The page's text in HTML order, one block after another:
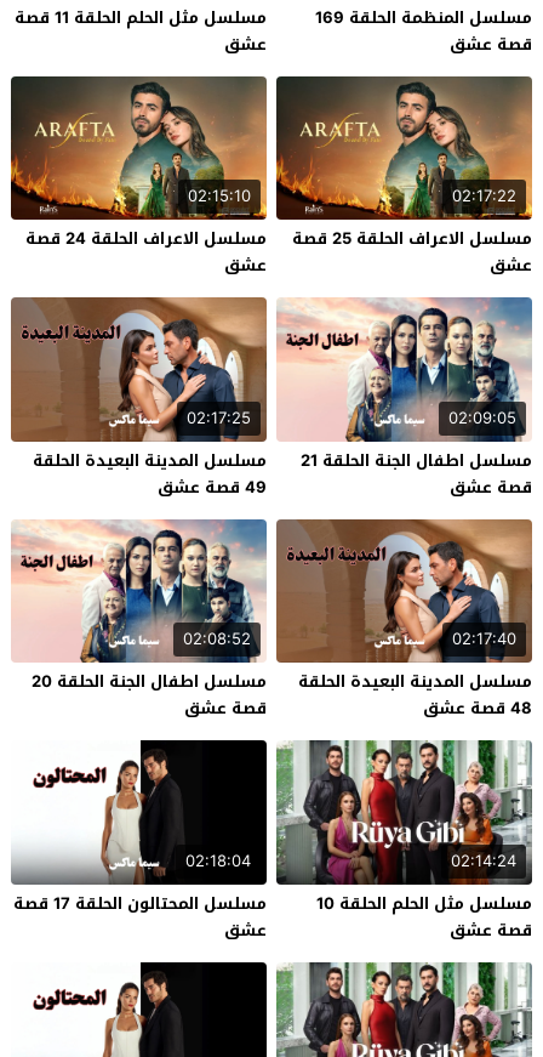
مسلسل المنظمة الحلقة 169
قصة عشق
مسلسل مثل الحلم الحلقة 11 قصة
عشق
02:17:22
مسلسل الاعراف الحلقة 25 قصة
عشق
02:15:10
مسلسل الاعراف الحلقة 24 قصة
عشق
02:09:05
مسلسل اطفال الجنة الحلقة 21
قصة عشق
02:17:25
مسلسل المدينة البعيدة الحلقة
49 قصة عشق
02:17:40
مسلسل المدينة البعيدة الحلقة
48 قصة عشق
02:08:52
مسلسل اطفال الجنة الحلقة 20
قصة عشق
02:14:24
مسلسل مثل الحلم الحلقة 10
قصة عشق
02:18:04
مسلسل المحتالون الحلقة 17 قصة
عشق